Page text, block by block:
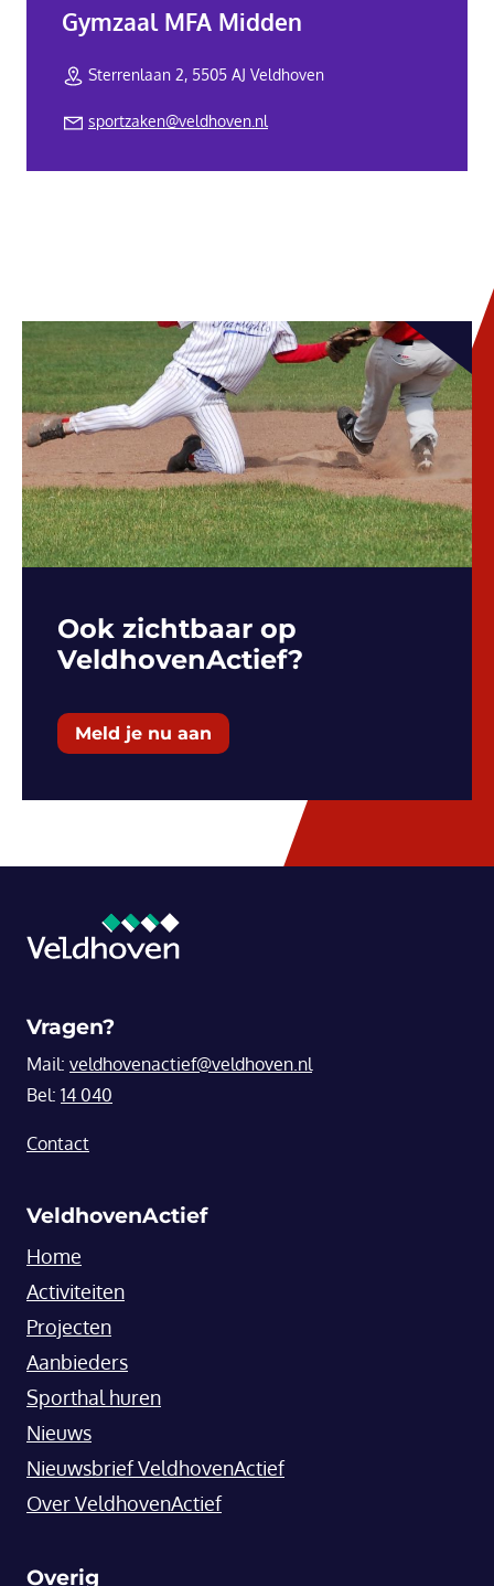
Gymzaal MFA Midden
Sterrenlaan 2, 5505 AJ Veldhoven
sportzaken@veldhoven.nl
Ook zichtbaar op
VeldhovenActief?
Meld je nu aan
Vragen?
Mail: veldhovenactief@veldhoven.nl
Bel: 14 040
Contact
VeldhovenActief
Home
Activiteiten
Projecten
Aanbieders
Sporthal huren
Nieuws
Nieuwsbrief VeldhovenActief
Over VeldhovenActief
Overig